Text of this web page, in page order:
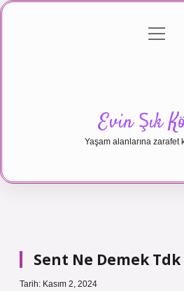
Gizlilik menüyü
Evin Şık
Yaşam alanlarına zarafet
Sent Ne Demek Tdk
Tarih: Kasım 2, 2024